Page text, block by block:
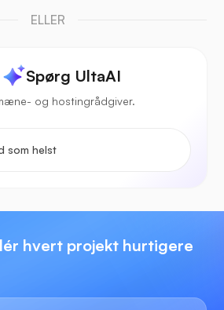
ELLER
Spørg UltaAI
og hostingrådgiver.
hvert projekt hurtigere